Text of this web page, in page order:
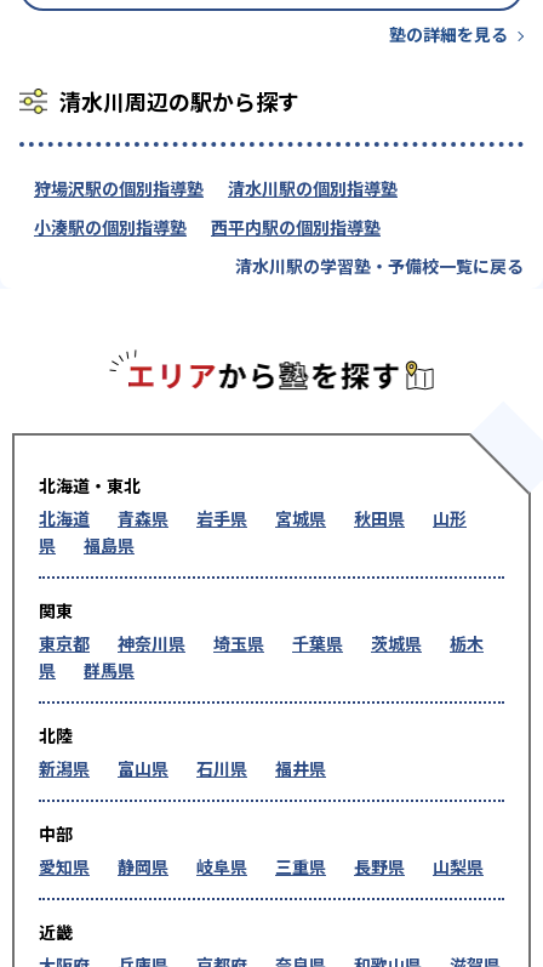
塾の詳細を見る
清水川周辺の駅から探す
狩場沢駅の個別指導塾
清水川駅の個別指導塾
小湊駅の個別指導塾
西平内駅の個別指導塾
清水川駅の学習塾・予備校一覧に戻る
北海道・東北
北海道
青森県 岩手県 宮城県 秋田県
山形
県
福島県
関東
東京都
神奈川県 埼玉県 千葉県 茨城県
栃木
県
群馬県
北陸
新潟県
富山県 石川県 福井県
中部
愛知県
静岡県 岐阜県 三重県 長野県 山梨県
近畿